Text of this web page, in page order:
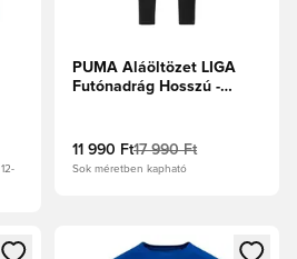
PUMA Aláöltözet LIGA
Futónadrág Hosszú -
11 990 Ft17 990 Ft
Sok méretben kapható
vagy a tagként
Megnyit egy modált a